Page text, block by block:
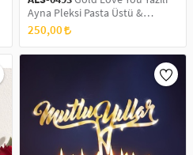
Ayna Pleksi Pasta Üstü &
Doğum Günü Partisi & Pleksi
Pasta Süsü
250,00